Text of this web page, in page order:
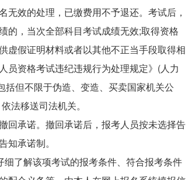
效的处理，已缴费用不予退还。考试后，
的，当次全部科目考试成绩无效;取得资格
虚假证明材料或者以其他不正当手段取得相
员资格考试违纪违规行为处理规定》(人力
但不限于伪造、变造、买卖国家机关公
法移送司法机关。
回承诺。撤回承诺后，报考人员按未选择告
承诺制。
了解该项考试的报考条件、符合报考条件